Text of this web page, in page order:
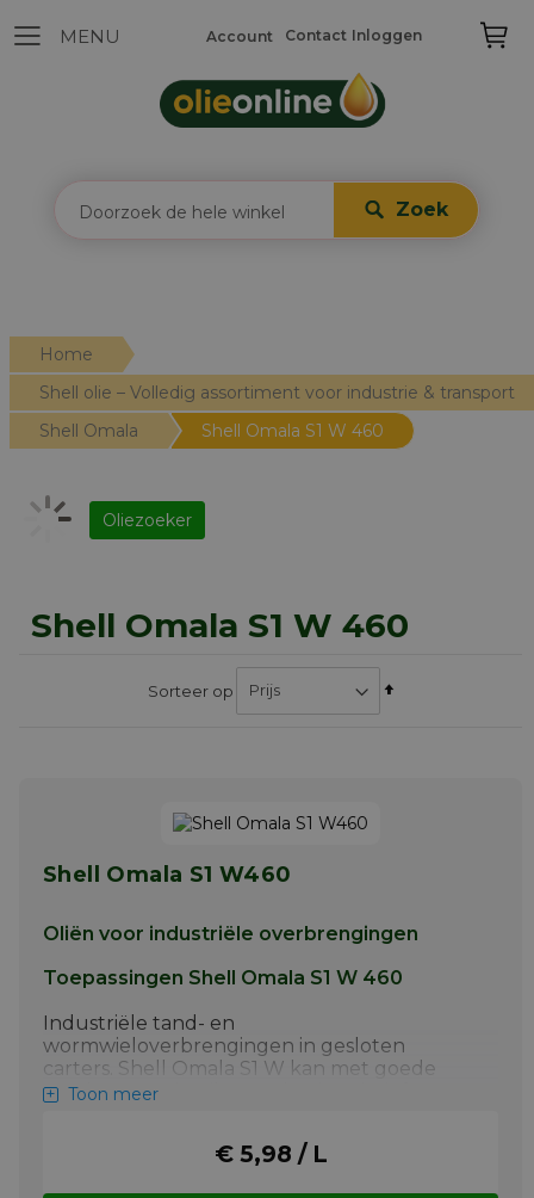
Zoek
Contact Inloggen
Account
Home
Shell olie – Volledig assortiment voor industrie & transport
Shell Omala
Shell Omala S1 W 460
Shell Omala S1 W 460
Sorteer op
Van
Shell Omala S1 W460
Oliën voor industriële overbrengingen
Toepassingen Shell Omala S1 W 460
Industriële tand- en
wormwieloverbrengingen in gesloten
carters. Shell Omala S1 W kan met goede
resultaten gebruikt worden in relatief
wormwieloverbrengingen om verdere
slijtage te beperken en de
Toon meer
€ 5,98 / L
Oliezoeker